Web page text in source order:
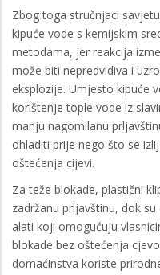
Zbog toga stručnjaci
kipuće vode s kemijskim
metodama, jer reakcija
može biti nepredvidiva i
eksplozije. Umjesto kipuće
korištenje tople vode iz
manju nagomilanu
ohladiti prije nego što se
oštećenja cijevi.
Za teže blokade, plastični
zadržanu prljavštinu, dok
alati koji omogućuju
blokade bez oštećenja
domaćinstva koriste